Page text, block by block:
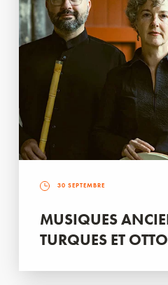
30 SEPTEMBRE
MUSIQUES
TURQUES ET